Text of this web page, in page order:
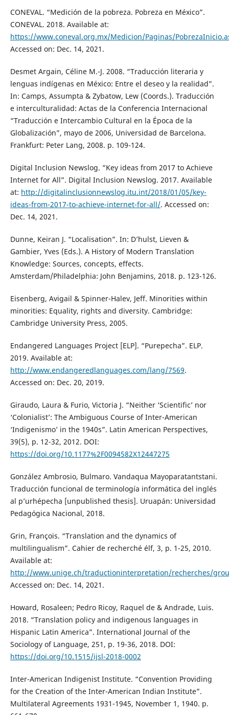
CONEVAL. “Medición de la pobreza. Pobreza en México”.
CONEVAL. 2018. Available at:
https://www.coneval.org.mx/Medicion/Paginas/
Accessed on: Dec. 14, 2021.
Desmet Argain, Céline M.-J. 2008. “Traducción literaria y
lenguas indígenas en México: Entre el deseo y la realidad”.
In: Camps, Assumpta & Zybatow, Lew (Coords.). Traducción
e interculturalidad: Actas de la Conferencia Internacional
“Traducción e Intercambio Cultural en la Época de la
Globalización”, mayo de 2006, Universidad de Barcelona.
Frankfurt: Peter Lang, 2008. p. 109-124.
Digital Inclusion Newslog. “Key ideas from 2017 to Achieve
Internet for All”. Digital Inclusion Newslog. 2017. Available
at: http://digitalinclusionnewslog.itu.int/2018/01/05/key-
ideas-from-2017-to-achieve-internet-for-all/. Accessed on:
Dec. 14, 2021.
Dunne, Keiran J. “Localisation”. In: D’hulst, Lieven &
Gambier, Yves (Eds.). A History of Modern Translation
Knowledge: Sources, concepts, effects.
Amsterdam/Philadelphia: John Benjamins, 2018. p. 123-126.
Eisenberg, Avigail & Spinner-Halev, Jeff. Minorities within
minorities: Equality, rights and diversity. Cambridge:
Cambridge University Press, 2005.
Endangered Languages Project [ELP]. “Purepecha”. ELP.
2019. Available at:
http://www.endangeredlanguages.com/lang/7569.
Accessed on: Dec. 20, 2019.
Giraudo, Laura & Furio, Victoria J. “Neither ‘Scientific’ nor
‘Colonialist’: The Ambiguous Course of Inter-American
‘Indigenismo’ in the 1940s”. Latin American Perspectives,
39(5), p. 12-32, 2012. DOI:
https://doi.org/10.1177%2F0094582X12447275
González Ambrosio, Bulmaro. Vandaqua Mayoparatantstani.
Traducción funcional de terminología informática del inglés
al p’urhépecha [unpublished thesis]. Uruapán: Universidad
Pedagógica Nacional, 2018.
Grin, François. “Translation and the dynamics of
multilingualism”. Cahier de recherché élf, 3, p. 1-25, 2010.
Available at:
http://www.unige.ch/traductioninterpretation/recherches/
Accessed on: Dec. 14, 2021.
Howard, Rosaleen; Pedro Ricoy, Raquel de & Andrade, Luis.
2018. “Translation policy and indigenous languages in
Hispanic Latin America”. International Journal of the
Sociology of Language, 251, p. 19-36, 2018. DOI:
https://doi.org/10.1515/ijsl-2018-0002
Inter-American Indigenist Institute. “Convention Providing
for the Creation of the Inter-American Indian Institute”.
Multilateral Agreements 1931-1945, November 1, 1940. p.